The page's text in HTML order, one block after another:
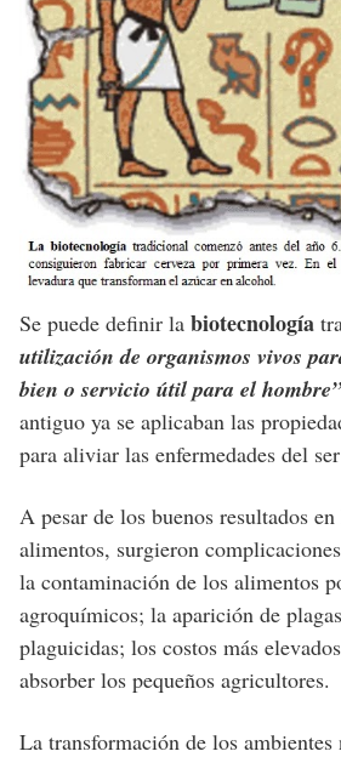
Se puede definir la biotecnología
utilización de organismos vivos
bien o servicio útil para el hombre”
antiguo ya se aplicaban las
para aliviar las enfermedades del
A pesar de los buenos resultados
alimentos, surgieron
la contaminación de los alimentos
agroquímicos; la aparición de
plaguicidas; los costos más
absorber los pequeños agricultores.
La transformación de los ambientes